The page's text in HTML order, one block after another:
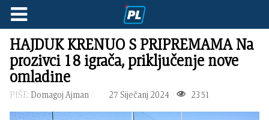
HAJDUK KRENUO S PRIPREMAMA Na
prozivci 18 igrača, priključenje nove
omladine
PIŠE: Domagoj Ajman 27 Siječanj 2024 2351